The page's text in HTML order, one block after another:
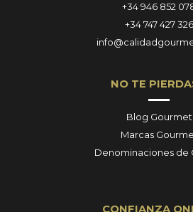
+34 946 852
+34 747 427 326
NO TE
Blog Gourmet
Marcas
Denominaciones de
CONFIANZA